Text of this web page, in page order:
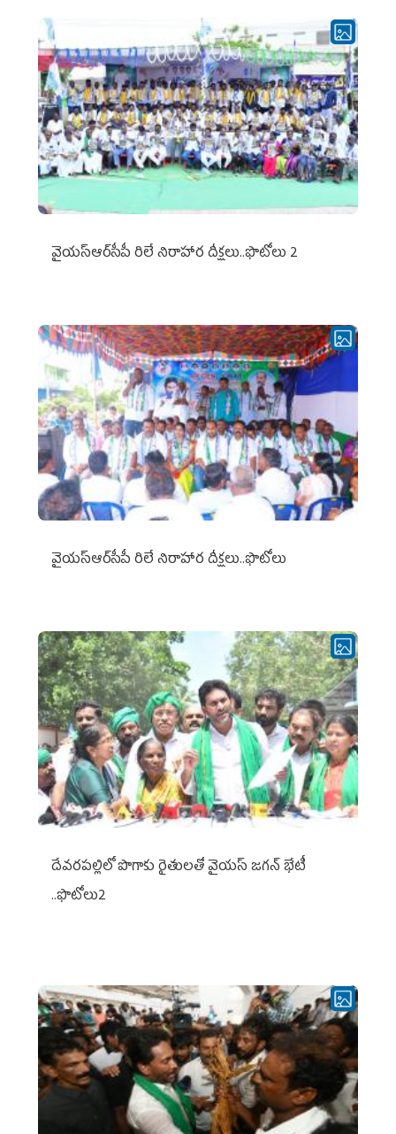
వైయ‌స్ఆర్‌సీపీ రిలే నిరాహార దీక్షలు..ఫొటోలు 2
వైయ‌స్ఆర్‌సీపీ రిలే నిరాహార దీక్షలు..ఫొటోలు
దేవరపల్లిలో పొగాకు రైతులతో వైయస్ జగన్ భేటీ
..ఫొటోలు2